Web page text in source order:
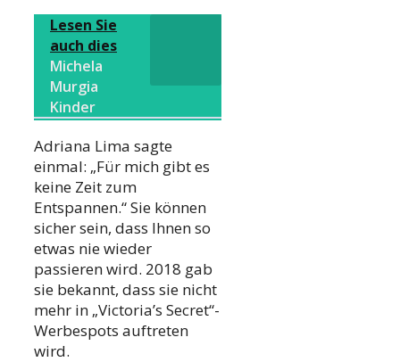
Lesen Sie
auch dies
Michela
Murgia
Kinder
Adriana Lima sagte
einmal: „Für mich gibt es
keine Zeit zum
Entspannen.“ Sie können
sicher sein, dass Ihnen so
etwas nie wieder
passieren wird. 2018 gab
sie bekannt, dass sie nicht
mehr in „Victoria’s Secret“-
Werbespots auftreten
wird.